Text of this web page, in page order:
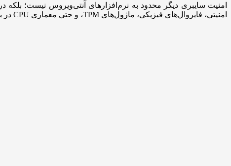
امنیت سایبری دیگر محدود به نرم‌افزارهای آنتی‌ویروس نیست؛
امنیتی، فایروال‌های فیزیکی، ماژول‌های TPM، و حتی معماری CPU در برابر حملات روزافزون سایبری می‌پردازد.